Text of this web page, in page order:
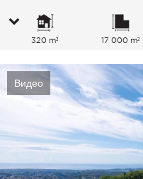
320 m² 17 000 m²
Видео